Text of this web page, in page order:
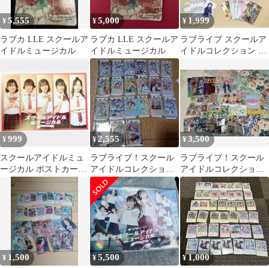
¥5,555
ラブカ LLE スクールア
イドルミュージカル
¥5,000
ラブカ LLE スクールア
イドルミュージカル
¥1,999
ラブライブ スクールア
イドルコレクション は
ト＋α
¥999
スクールアイドルミュ
ージカル ポストカード
ラブライブミュージカ
ル キャスト
¥2,555
ラブライブ！スクール
アイドルコレクション
まとめ売り
¥3,500
ラブライブ！スクール
アイドルコレクション
グッズまとめ(写真追加
中)
¥ 1,500 ¥5,500 ¥1,000